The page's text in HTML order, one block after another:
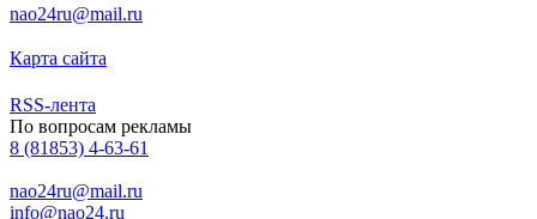
nao24ru@mail.ru
Карта сайта
RSS-лента
По вопросам рекламы
8 (81853) 4-63-61
nao24ru@mail.ru
info@nao24.ru